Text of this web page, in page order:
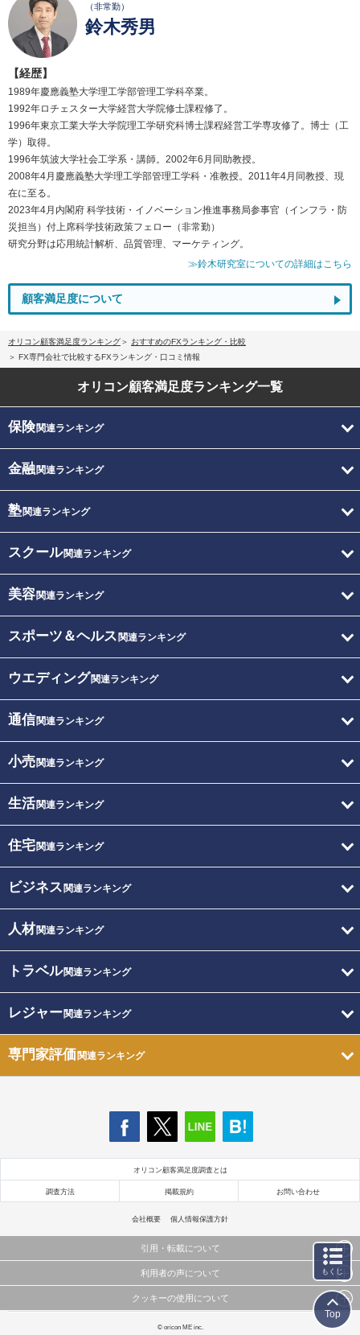
（非常勤）
鈴木秀男
【経歴】
1989年慶應義塾大学理工学部管理工学科卒業。
1992年ロチェスター大学経営大学院修士課程修了。
1996年東京工業大学大学院理工学研究科博士課程経営工学専攻修了。博士（工
学）取得。
1996年筑波大学社会工学系・講師。2002年6月同助教授。
2008年4月慶應義塾大学理工学部管理工学科・准教授。2011年4月同教授、現
在に至る。
2023年4月内閣府 科学技術・イノベーション推進事務局参事官（インフラ・防
災担当）付上席科学技術政策フェロー（非常勤）
研究分野は応用統計解析、品質管理、マーケティング。
≫鈴木研究室についての詳細はこちら
顧客満足度について
オリコン顧客満足度ランキング
おすすめのFXランキング・比較
FX専門会社で比較するFXランキング・口コミ情報
オリコン顧客満足度ランキング一覧
保険関連ランキング
金融関連ランキング
塾関連ランキング
スクール関連ランキング
美容関連ランキング
スポーツ＆ヘルス 関連ランキング
ウエディング関連ランキング
通信関連ランキング
小売関連ランキング
生活関連ランキング
住宅関連ランキング
ビジネス 関連ランキング
人材関連ランキング
トラベル関連ランキング
レジャー関連ランキング
専門家評価関連ランキング
オリコン顧客満足度調査とは
調査方法 掲載規約 お問い合わせ
会社概要 個人情報保護方針
引用・転載について
当サイトで公開されている情報（文字、写真、イラスト、画像データ等）及びこれらの配置・
これらの情報を権利者の許可なく無断転載・複製などの二次利用を行うことは固く禁じており
利用者の声について
当サイトに掲載している内容はすべてサービスの利用者が提出された見解・感想です。
弊社の見解・ 意見ではないことをご理解いただいた上でご覧ください。
クッキーの使用について
このサイトでは Cookie を使用して、ユーザーに合わせたコンテンツや広告の表示、ソーシャル
© oricon ME inc.
もくじ
Top